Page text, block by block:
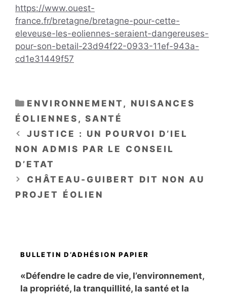
https://www.ouest-
france.fr/bretagne/bretagne-pour-cette-
eleveuse-les-eoliennes-seraient-dangereuses-
pour-son-betail-23d94f22-0933-11ef-943a-
cd1e31449f57
CATÉGORIES
ENVIRONNEMENT , NUISANCES
ÉOLIENNES ,SANTÉ
JUSTICE : UN POURVOI D’IEL
NON ADMIS PAR LE CONSEIL
D’ETAT
CHÂTEAU-GUIBERT DIT NON AU
PROJET ÉOLIEN
BULLETIN D’ADHÉSION PAPIER
«Défendre le cadre de vie, l’environnement,
la propriété, la tranquillité, la santé et la